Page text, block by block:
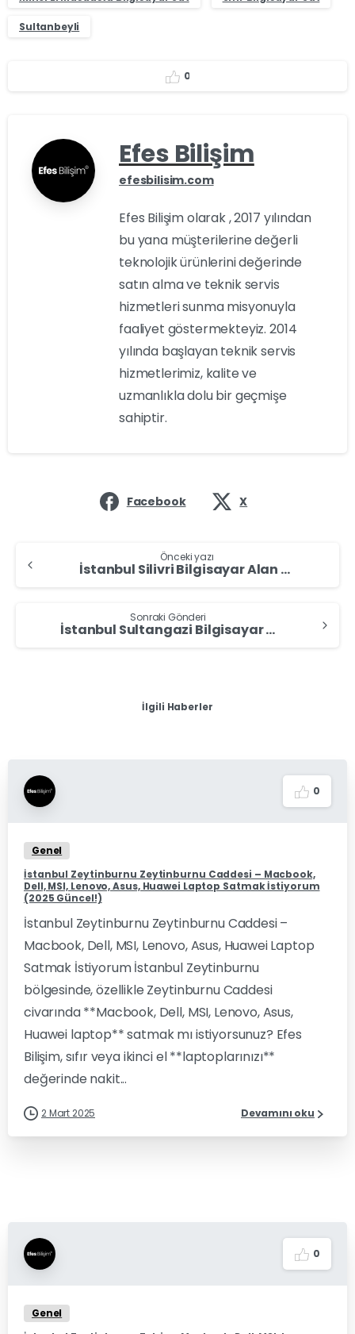
Sultanbeyli
0
Efes Bilişim
efesbilisim.com
Efes Bilişim olarak , 2017 yılından
bu yana müşterilerine değerli
teknolojik ürünlerini değerinde
satın alma ve teknik servis
hizmetleri sunma misyonuyla
faaliyet göstermekteyiz. 2014
yılında başlayan teknik servis
hizmetlerimiz, kalite ve
uzmanlıkla dolu bir geçmişe
sahiptir.
Facebook X
Önceki yazı
İstanbul Silivri Bilgisayar Alan Yerler – Bilgisayar Sat
Sonraki Gönderi
İstanbul Sultangazi Bilgisayar Alan Yerler – Bilgisayar Sat
İlgili Haberler
0
Genel
İstanbul Zeytinburnu Zeytinburnu Caddesi – Macbook,
Dell, MSI, Lenovo, Asus, Huawei Laptop Satmak İstiyorum
(2025 Güncel!)
İstanbul Zeytinburnu Zeytinburnu Caddesi –
Macbook, Dell, MSI, Lenovo, Asus, Huawei Laptop
Satmak İstiyorum İstanbul Zeytinburnu
bölgesinde, özellikle Zeytinburnu Caddesi
civarında **Macbook, Dell, MSI, Lenovo, Asus,
Huawei laptop** satmak mı istiyorsunuz? Efes
Bilişim, sıfır veya ikinci el **laptoplarınızı**
değerinde nakit...
2 Mart 2025 Devamını oku
0
Genel